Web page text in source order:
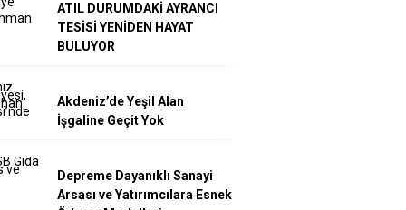
ATIL DURUMDAKİ AYRANCI
TESİSİ YENİDEN HAYAT
BULUYOR
Akdeniz’de Yeşil Alan
İşgaline Geçit Yok
Depreme Dayanıklı Sanayi
Arsası ve Yatırımcılara Esnek